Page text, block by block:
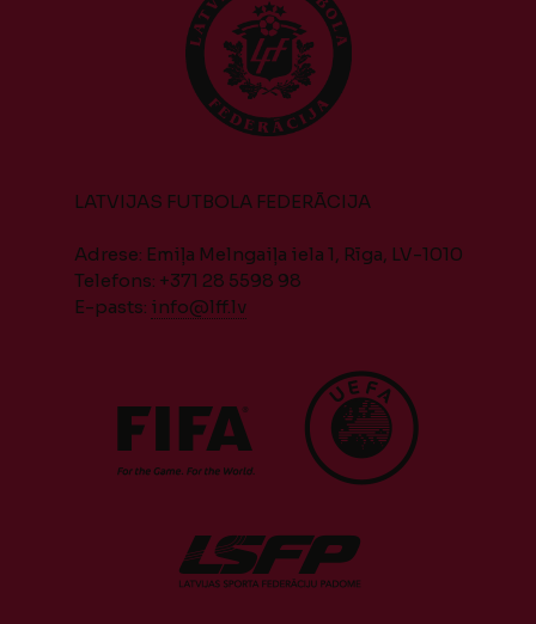
LATVIJAS FUTBOLA FEDERĀCIJA
Adrese: Emiļa Melngaiļa iela 1, Rīga, LV-1010
Telefons: +371 28 5598 98
E-pasts: info@lff.lv